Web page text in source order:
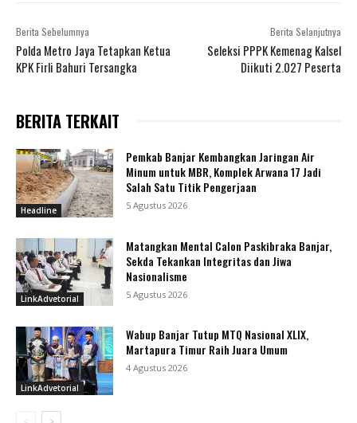
Berita Sebelumnya
Polda Metro Jaya Tetapkan Ketua
KPK Firli Bahuri Tersangka
Berita Selanjutnya
Seleksi PPPK Kemenag Kalsel
Diikuti 2.027 Peserta
BERITA TERKAIT
Headline
Pemkab Banjar Kembangkan Jaringan Air
Minum untuk MBR, Komplek Arwana 17 Jadi
Salah Satu Titik Pengerjaan
5 Agustus 2026
LinkAdvetorial
Matangkan Mental Calon Paskibraka Banjar,
Sekda Tekankan Integritas dan Jiwa
Nasionalisme
5 Agustus 2026
LinkAdvetorial
Wabup Banjar Tutup MTQ Nasional XLIX,
Martapura Timur Raih Juara Umum
4 Agustus 2026